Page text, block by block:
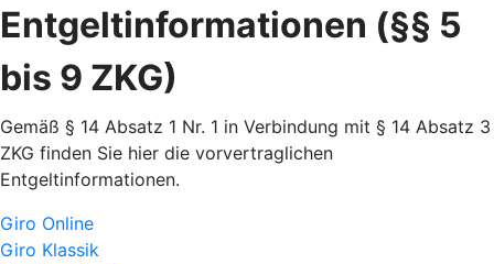
Entgeltinformationen (§§ 5
bis 9 ZKG)
Gemäß § 14 Absatz 1 Nr. 1 in Verbindung mit § 14 Absatz 3
ZKG finden Sie hier die vorvertraglichen
Entgeltinformationen.
Giro Online
Giro Klassik